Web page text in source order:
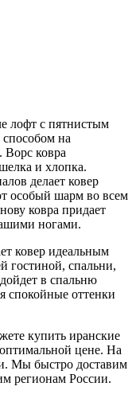
лофт с пятнистым
на
Ворс ковра
и хлопка.
делает ковер
особый шарм во всем
ковра придает
ногами.
ковер идеальным
гостиной, спальни,
в спальню
спокойные оттенки
купить иранские
цене. На
Мы быстро доставим
регионам России.